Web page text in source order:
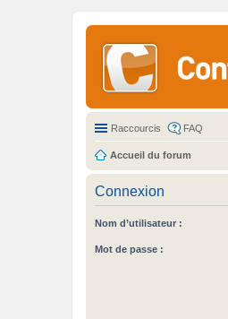
Raccourcis FAQ
Accueil du forum
Connexion
Nom d’utilisateur :
Mot de passe :